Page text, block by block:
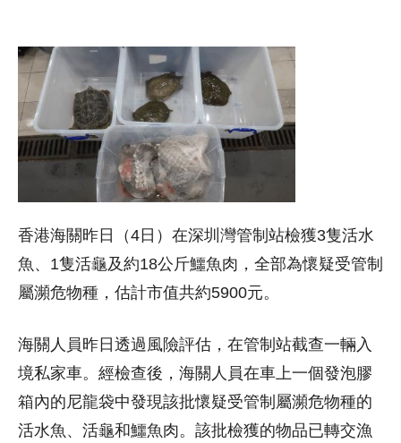
香港海關昨日（4日）在深圳灣管制站檢獲3隻活水
魚、1隻活龜及約18公斤鱷魚肉，全部為懷疑受管制
屬瀕危物種，估計市值共約5900元。
海關人員昨日透過風險評估，在管制站截查一輛入
境私家車。經檢查後，海關人員在車上一個發泡膠
箱內的尼龍袋中發現該批懷疑受管制屬瀕危物種的
活水魚、活龜和鱷魚肉。該批檢獲的物品已轉交漁